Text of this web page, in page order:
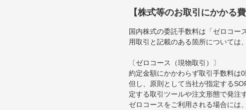
【株式等のお取引にかかる費
国内株式の委託手数料は「ゼロコー
用取引と記載のある箇所については
〔ゼロコース（現物取引）〕
約定金額にかかわらず取引手数料は0
但し、原則として当社が指定する
定する取引ツールや注文形態で発注
ゼロコースをご利用される場合には